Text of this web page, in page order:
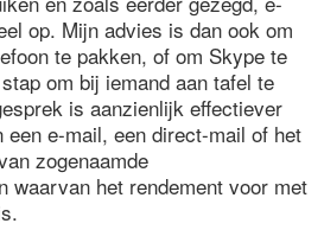
op. Mijn advies is dan ook om
te pakken, of om Skype te
om bij iemand aan tafel te
is aanzienlijk effectiever
e-mail, een direct-mail of het
zogenaamde
waarvan het rendement voor met